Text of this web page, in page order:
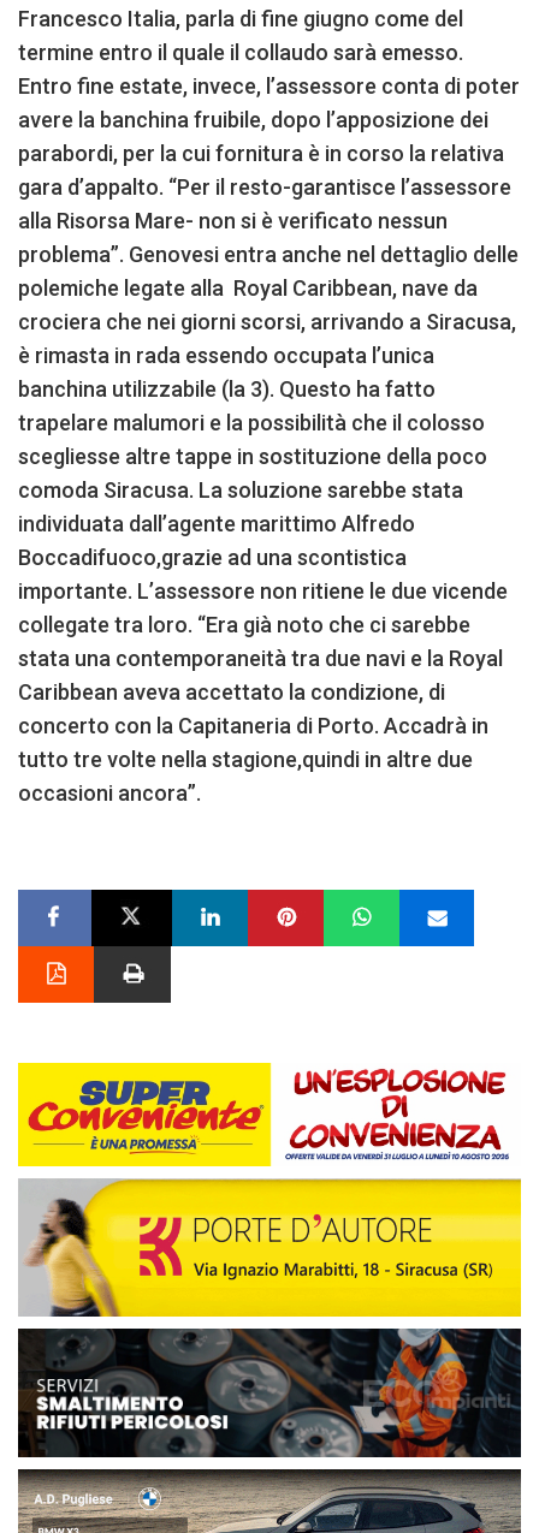
Francesco Italia, parla di fine giugno come del
termine entro il quale il collaudo sarà emesso.
Entro fine estate, invece, l’assessore conta di poter
avere la banchina fruibile, dopo l’apposizione dei
parabordi, per la cui fornitura è in corso la relativa
gara d’appalto. “Per il resto-garantisce l’assessore
alla Risorsa Mare- non si è verificato nessun
problema”. Genovesi entra anche nel dettaglio delle
polemiche legate alla Royal Caribbean, nave da
crociera che nei giorni scorsi, arrivando a Siracusa,
è rimasta in rada essendo occupata l’unica
banchina utilizzabile (la 3). Questo ha fatto
trapelare malumori e la possibilità che il colosso
scegliesse altre tappe in sostituzione della poco
comoda Siracusa. La soluzione sarebbe stata
individuata dall’agente marittimo Alfredo
Boccadifuoco,grazie ad una scontistica
importante. L’assessore non ritiene le due vicende
collegate tra loro. “Era già noto che ci sarebbe
stata una contemporaneità tra due navi e la Royal
Caribbean aveva accettato la condizione, di
concerto con la Capitaneria di Porto. Accadrà in
tutto tre volte nella stagione,quindi in altre due
occasioni ancora”.